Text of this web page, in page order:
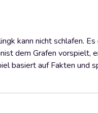
kann nicht schlafen.
dem Grafen vorspielt,
basiert auf Fakten und